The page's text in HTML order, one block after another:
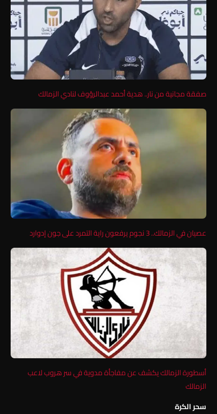
صفقة مجانية من نار.. هدية أحمد عبدالرؤوف لنادي الزمالك
عصيان في الزمالك.. 3 نجوم يرفعون راية التمرد على جون إدوارد
أسطورة الزمالك يكشف عن مفاجأة مدوية في سر هروب لاعب
الزمالك
سحر الكرة